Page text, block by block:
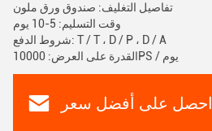
تفاصيل التغليف: صندوق ورق ملون
وقت التسليم: 5-10 يوم
شروط الدفع: T / T ، D / P ، D / A
القدرة على العرض: 10000PS / يوم
احصل على أفضل سعر